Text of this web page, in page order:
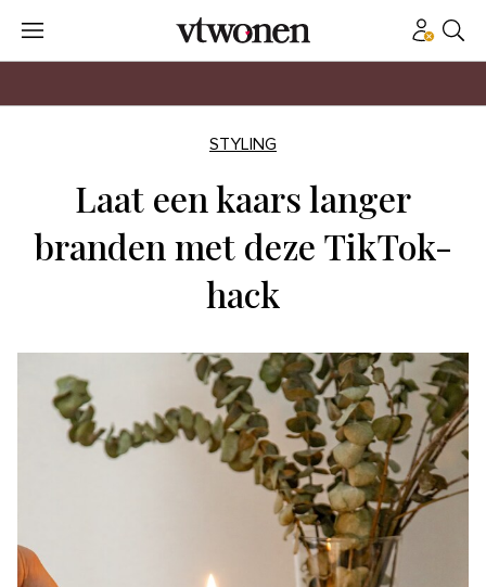
STYLING
Laat een kaars langer
branden met deze TikTok-
hack